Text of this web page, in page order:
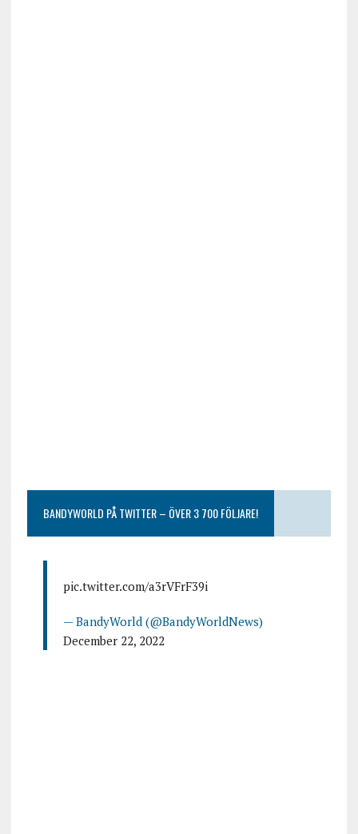
BANDYWORLD PÅ TWITTER – ÖVER 3 700 FÖLJARE!
pic.twitter.com/a3rVFrF39i
— BandyWorld (@BandyWorldNews)
December 22, 2022